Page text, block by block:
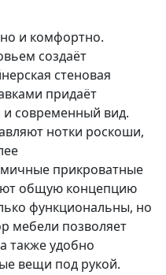
и комфортно.
создаёт
стеновая
придаёт
современный вид.
нотки роскоши,
прикроватные
общую концепцию
функциональны, но
мебели позволяет
также удобно
вещи под рукой.